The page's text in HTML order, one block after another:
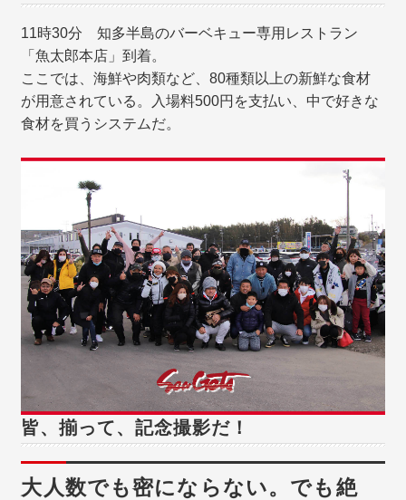
11時30分 知多半島のバーベキュー専用レストラン
「魚太郎本店」到着。
ここでは、海鮮や肉類など、80種類以上の新鮮な食材
が用意されている。入場料500円を支払い、中で好きな
食材を買うシステムだ。
皆、揃って、記念撮影だ！
大人数でも密にならない。でも絶